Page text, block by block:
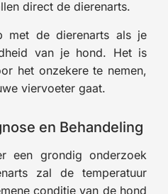
direct de dierenarts.
met de dierenarts als je
van je hond. Het is
het onzekere te nemen,
viervoeter gaat.
en Behandeling
een grondig onderzoek
zal de temperatuur
conditie van de hond